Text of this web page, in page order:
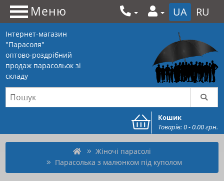
Меню UA RU
Інтернет-магазин
"Парасоля"
оптово-роздрібний
продаж парасольок зі
складу
Кошик
Товарів: 0 - 0.00 грн.
Жіночі парасолі
Парасолька з малюнком під куполом